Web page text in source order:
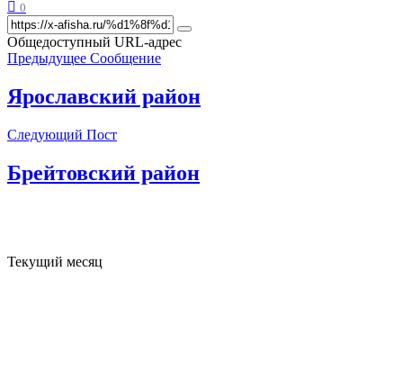
0
Общедоступный URL-адрес
Предыдущее Сообщение
Ярославский район
Следующий Пост
Брейтовский район
Текущий месяц